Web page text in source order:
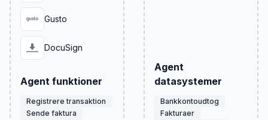
Gusto
DocuSign
Agent funktioner
Registrere transaktion
Sende faktura
Agent
datasystemer
Bankkontoudtog
Fakturaer